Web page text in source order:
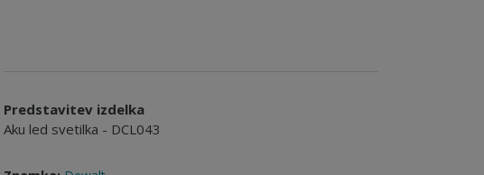
Predstavitev izdelka
Aku led svetilka - DCL043